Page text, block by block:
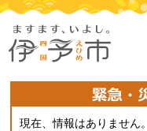
現在、情報はありません。